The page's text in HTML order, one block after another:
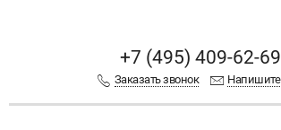
+7 (495) 409-62-69
Заказать звонок